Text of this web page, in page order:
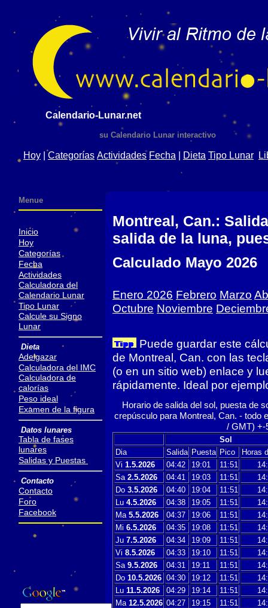
Calendario-Lunar.net
su Calendario Lunar interactivo
Hoy Categorías Actividades Fecha Dieta Tipo Lunar
Montreal, Can.:
salida de la luna,
Calculado Mayo 2026
Enero 2026 Febrero Marzo
Octubre Noviembre
Puede guardar este
de Montreal, Can. con las
(o en un sitio web) enlace y
rápidamente. Ideal por
Horario de salida del sol, puesta de
crepúsculo para Montreal, Can. - todo
/ GMT) +-
Sol
Dia
Salida Puesta Pico
Horas
Vi 1.5.2026 04:42 19:01 11:51
Sa 2.5.2026 04:41 19:03 11:51
Do 3.5.2026 04:40 19:04 11:51
Lu 4.5.2026 04:38 19:05 11:51
Ma 5.5.2026 04:37 19:06 11:51
Mi 6.5.2026 04:35 19:08 11:51
Ju 7.5.2026 04:34 19:09 11:51
Vi 8.5.2026 04:33 19:10 11:51
Sa 9.5.2026 04:31 19:11 11:51
Do 10.5.2026 04:30 19:12 11:51
Lu 11.5.2026 04:29 19:14 11:51
Ma 12.5.2026 04:27 19:15 11:51
Menue
Inicio
Hoy
Categorías
Fecha
Actividades
Calculadora del
Calendario Lunar
Tipo Lunar
Calcule su Signo
Lunar
Dieta
Adelgazar
Calculadora del IMC
Calculadora de
calorías
Peso ideal
Examen de la figura
Datos lunares
Tabla de fases
lunares
Salidas y Puestas
Contacto
Contacto
Foro
Facebook